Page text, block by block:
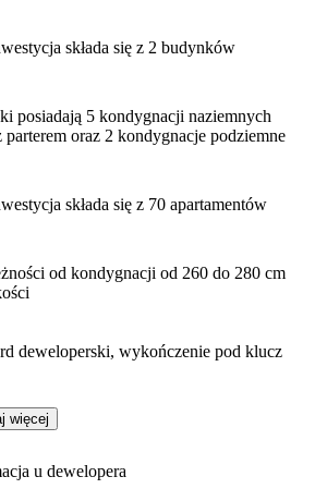
składa się z 2 budynków
posiadają 5 kondygnacji naziemnych
parterem oraz 2 kondygnacje podziemne
składa się z 70 apartamentów
od kondygnacji od 260 do 280 cm
deweloperski, wykończenie pod klucz
więcej
u dewelopera